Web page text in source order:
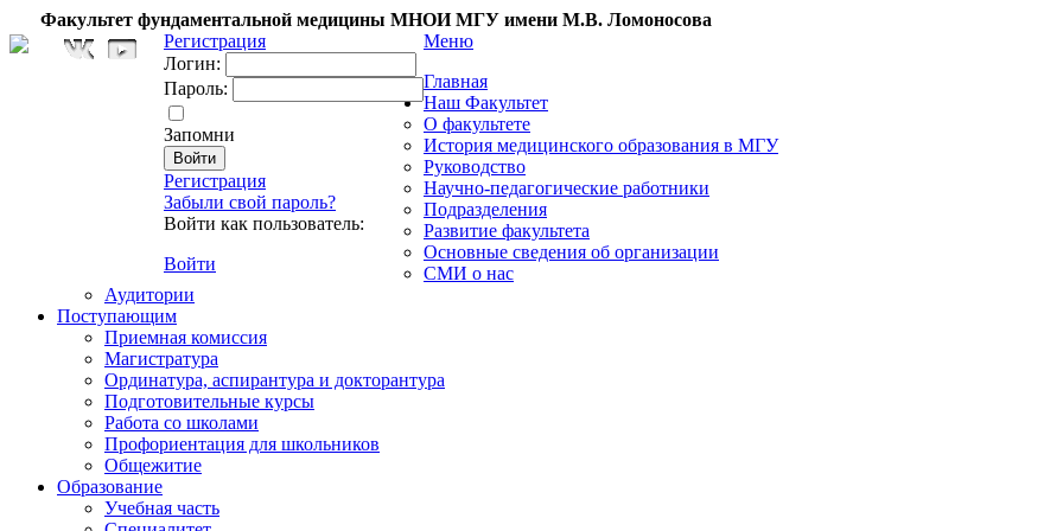
Факультет фундаментальной медицины МНОИ МГУ имени М.В. Ломоносова
Регистрация
Логин:
Пароль:
Запомни
Регистрация
Забыли свой пароль?
Войти как пользователь:
Войти
Меню
Главная
Наш Факультет
О факультете
История медицинского образования в МГУ
Руководство
Научно-педагогические работники
Подразделения
Развитие факультета
Основные сведения об организации
СМИ о нас
Аудитории
Поступающим
Приемная комиссия
Магистратура
Ординатура, аспирантура и докторантура
Подготовительные курсы
Работа со школами
Профориентация для школьников
Общежитие
Образование
Учебная часть